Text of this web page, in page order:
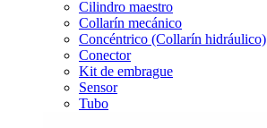
Cilindro maestro
Collarín mecánico
Concéntrico (Collarín hidráulico)
Conector
Kit de embrague
Sensor
Tubo